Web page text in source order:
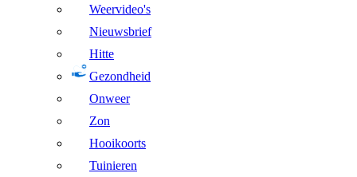
Weervideo's
Nieuwsbrief
Hitte
Gezondheid
Onweer
Zon
Hooikoorts
Tuinieren